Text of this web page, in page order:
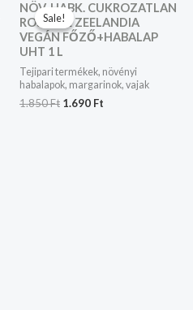
Sale!
Sale!
NÖV. HABK. CUKROZATLAN
ROSETTE ZEELANDIA
VEGÁN FŐZŐ+HABALAP
UHT 1 L
Tejipari termékek, növényi
habalapok, margarinok, vajak
1.850Ft
price
was:
1.850 Ft.
1.690 Ft
price
is:
1.690 Ft.